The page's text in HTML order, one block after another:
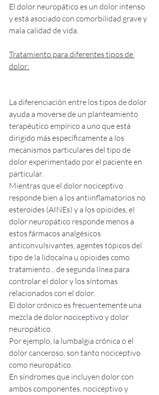
El dolor neuropático es un dolor intenso
y está asociado con comorbilidad grave y
mala calidad de vida.
Tratamiento para diferentes tipos de
dolor:
La diferenciación entre los tipos de dolor
ayuda a moverse de un planteamiento
terapéutico empírico a uno que está
dirigido más específicamente a los
mecanismos particulares del tipo de
dolor experimentado por el paciente en
particular.
Mientras que el dolor nociceptivo
responde bien a los antiinflamatorios no
esteroides (AINEs) y a los opioides, el
dolor neuropático responde menos a
estos fármacos analgésicos
anticonvulsivantes, agentes tópicos del
tipo de la lidocaína u opioides como
tratamiento... de segunda línea para
controlar el dolor y los síntomas
relacionados con el dolor.
El dolor crónico es frecuentemente una
mezcla de dolor nociceptivo y dolor
neuropático.
Por ejemplo, la lumbalgia crónica o el
dolor canceroso, son tanto nociceptivo
como neuropático.
En síndromes que incluyen dolor con
ambos componentes, nociceptivo y